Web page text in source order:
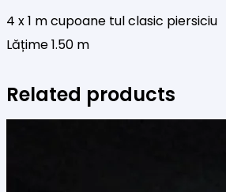
4 x 1 m cupoane tul clasic piersiciu
Lățime 1.50 m
Related products